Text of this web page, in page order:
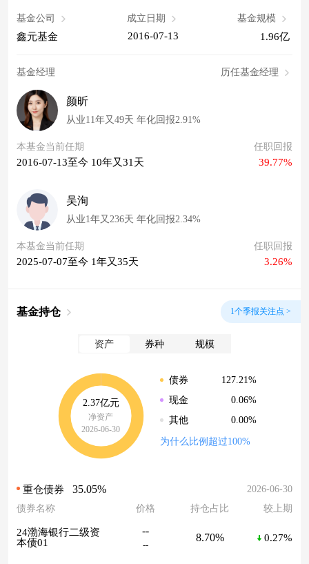
基金公司
鑫元基金
成立日期
2016-07-13
基金规模
1.96亿
基金经理 历任基金经理
颜昕
从业11年又49天 年化回报2.91%
本基金当前任期
2016-07-13至今 10年又31天
任职回报
39.77%
吴洵
从业1年又236天 年化回报2.34%
本基金当前任期
2025-07-07至今 1年又35天
任职回报
3.26%
基金持仓 1个季报关注点 >
资产 券种 规模
2.37亿元
净资产
2026-06-30
债券
127.21%
现金
0.06%
其他
0.00%
为什么比例超过100%
重仓债券 35.05%
2026-06-30
债券名称
价格 持仓占比 较上期
24渤海银行二级资
本债01
--
--
8.70% 0.27%